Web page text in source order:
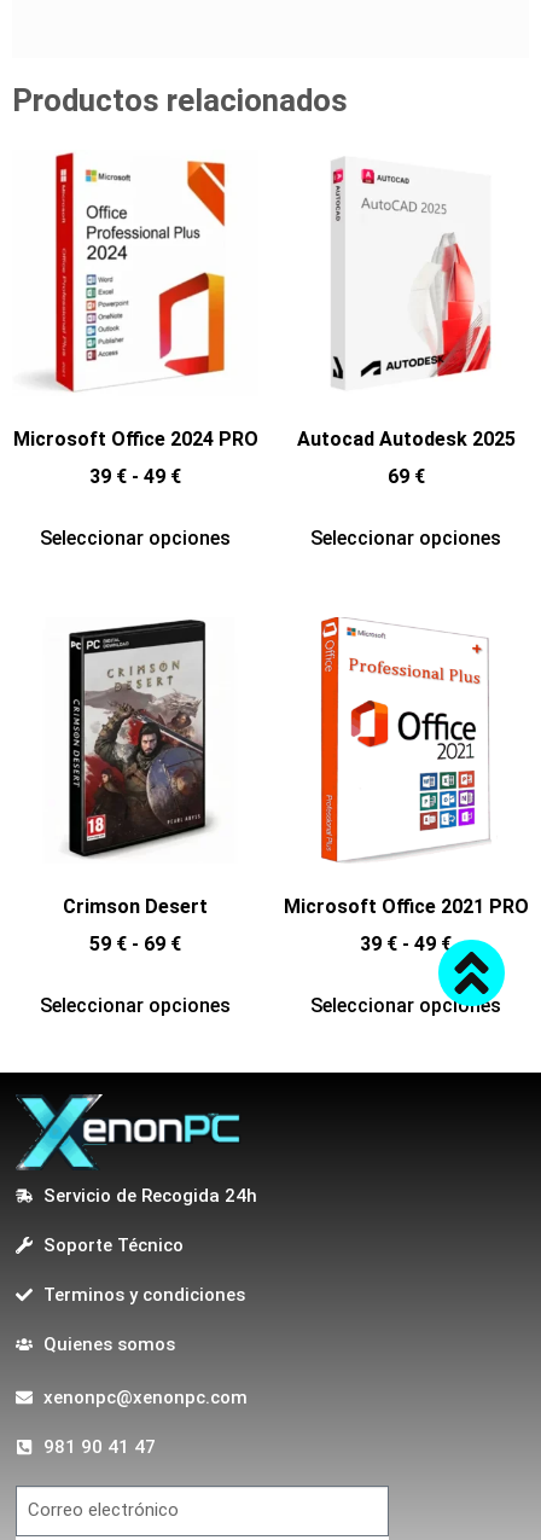
Productos relacionados
Microsoft Office 2024 PRO
39 € - 49 €
Seleccionar opciones
Autocad Autodesk 2025
69 €
Seleccionar opciones
Crimson Desert
59 € - 69 €
Seleccionar opciones
Microsoft Office 2021 PRO
39 € - 49 €
Seleccionar opciones
Servicio de Recogida 24h
Soporte Técnico
Terminos y condiciones
Quienes somos
xenonpc@xenonpc.com
981 90 41 47